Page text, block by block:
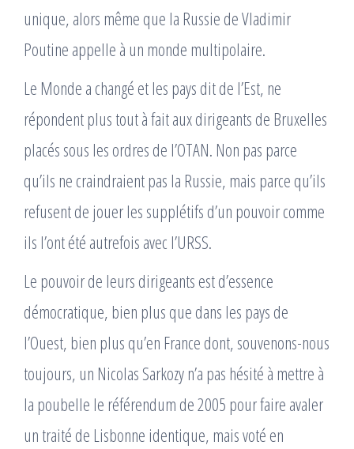
unique, alors même que la Russie de Vladimir
Poutine appelle à un monde multipolaire.
Le Monde a changé et les pays dit de l’Est, ne
répondent plus tout à fait aux dirigeants de Bruxelles
placés sous les ordres de l’OTAN. Non pas parce
qu’ils ne craindraient pas la Russie, mais parce qu’ils
refusent de jouer les supplétifs d’un pouvoir comme
ils l’ont été autrefois avec l’URSS.
Le pouvoir de leurs dirigeants est d’essence
démocratique, bien plus que dans les pays de
l’Ouest, bien plus qu’en France dont, souvenons-nous
toujours, un Nicolas Sarkozy n’a pas hésité à mettre à
la poubelle le référendum de 2005 pour faire avaler
un traité de Lisbonne identique, mais voté en